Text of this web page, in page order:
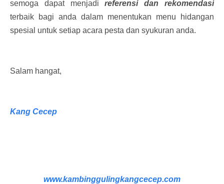
semoga dapat menjadireferensi dan rekomendasi
terbaik bagi anda dalam menentukan menu hidangan
spesial untuk setiap acara pesta dan syukuran anda.
Salam hangat,
Kang Cecep
www.kambinggulingkangcecep.com